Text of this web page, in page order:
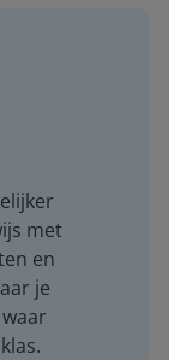
met
en
je